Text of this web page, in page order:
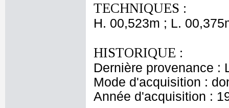
TECHNIQUES :
H. 00,523m ; L.
HISTORIQUE :
Dernière provenance :
Mode d'acquisition :
Année d'acquisition :